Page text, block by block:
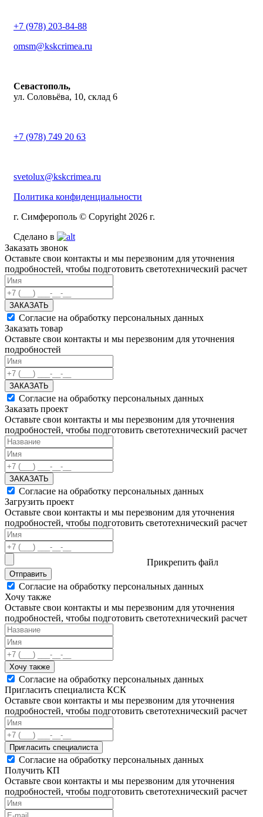
+7 (978) 203-84-88
omsm@kskcrimea.ru
Севастополь,
ул. Соловьёва, 10, склад 6
+7 (978) 749 20 63
svetolux@kskcrimea.ru
Политика конфиденциальности
г. Симферополь © Copyright 2026 г.
Сделано в
Заказать звонок
Оставьте свои контакты и мы перезвоним для уточнения
подробностей, чтобы подготовить светотехнический расчет
ЗАКАЗАТЬ
Согласие на обработку персональных данных
Заказать товар
Оставьте свои контакты и мы перезвоним для уточнения
подробностей
ЗАКАЗАТЬ
Согласие на обработку персональных данных
Заказать проект
Оставьте свои контакты и мы перезвоним для уточнения
подробностей, чтобы подготовить светотехнический расчет
ЗАКАЗАТЬ
Согласие на обработку персональных данных
Загрузить проект
Оставьте свои контакты и мы перезвоним для уточнения
подробностей, чтобы подготовить светотехнический расчет
Прикрепить файл
Отправить
Согласие на обработку персональных данных
Хочу также
Оставьте свои контакты и мы перезвоним для уточнения
подробностей, чтобы подготовить светотехнический расчет
Хочу также
Согласие на обработку персональных данных
Пригласить специалиста КСК
Оставьте свои контакты и мы перезвоним для уточнения
подробностей, чтобы подготовить светотехнический расчет
Пригласить специалиста
Согласие на обработку персональных данных
Получить КП
Оставьте свои контакты и мы перезвоним для уточнения
подробностей, чтобы подготовить светотехнический расчет